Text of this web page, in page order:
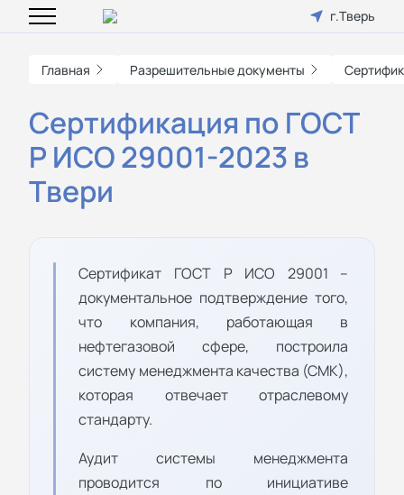
г.Тверь
Главная Разрешительные документы
Сертификация по ГОСТ
Р ИСО 29001-2023 в
Твери
Сертификат ГОСТ Р ИСО 29001 –
документальное подтверждение того,
что компания, работающая в
нефтегазовой сфере, построила
систему менеджмента качества (СМК),
которая отвечает отраслевому
стандарту.
Аудит системы менеджмента
проводится по инициативе